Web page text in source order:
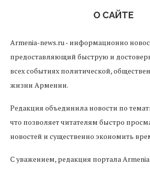
О САЙТЕ
Armenia-news.ru - информационно
предоставляющий быструю и
всех событиях политической,
жизни Армении.
Редакция объединила новости по
что позволяет читателям быстро
новостей и существенно экономить
С уважением, редакция портала